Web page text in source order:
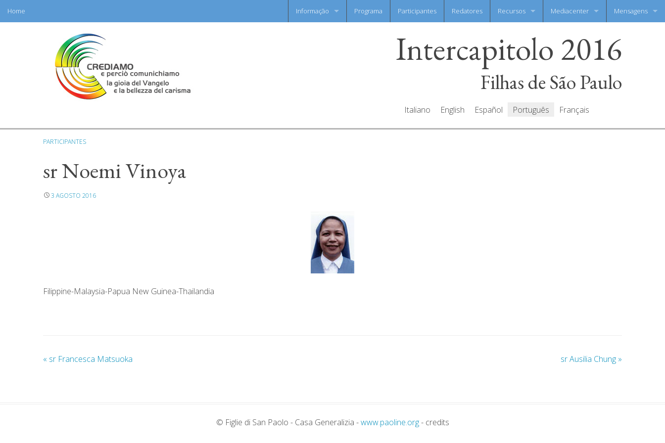
Home Informação Programa Participantes Redatores Recursos
Orações
Mediacenter
Galeria de video
Mensagens
Todas as
Intercapitolo 2016
Filhas de São Paulo
Italiano English Español Português Français
PARTICIPANTES
sr Noemi Vinoya
3 AGOSTO 2016
Filippine-Malaysia-Papua New Guinea-Thailandia
« sr Francesca Matsuoka sr Ausilia Chung »
© Figlie di San Paolo - Casa Generalizia -www.paoline.org- credits